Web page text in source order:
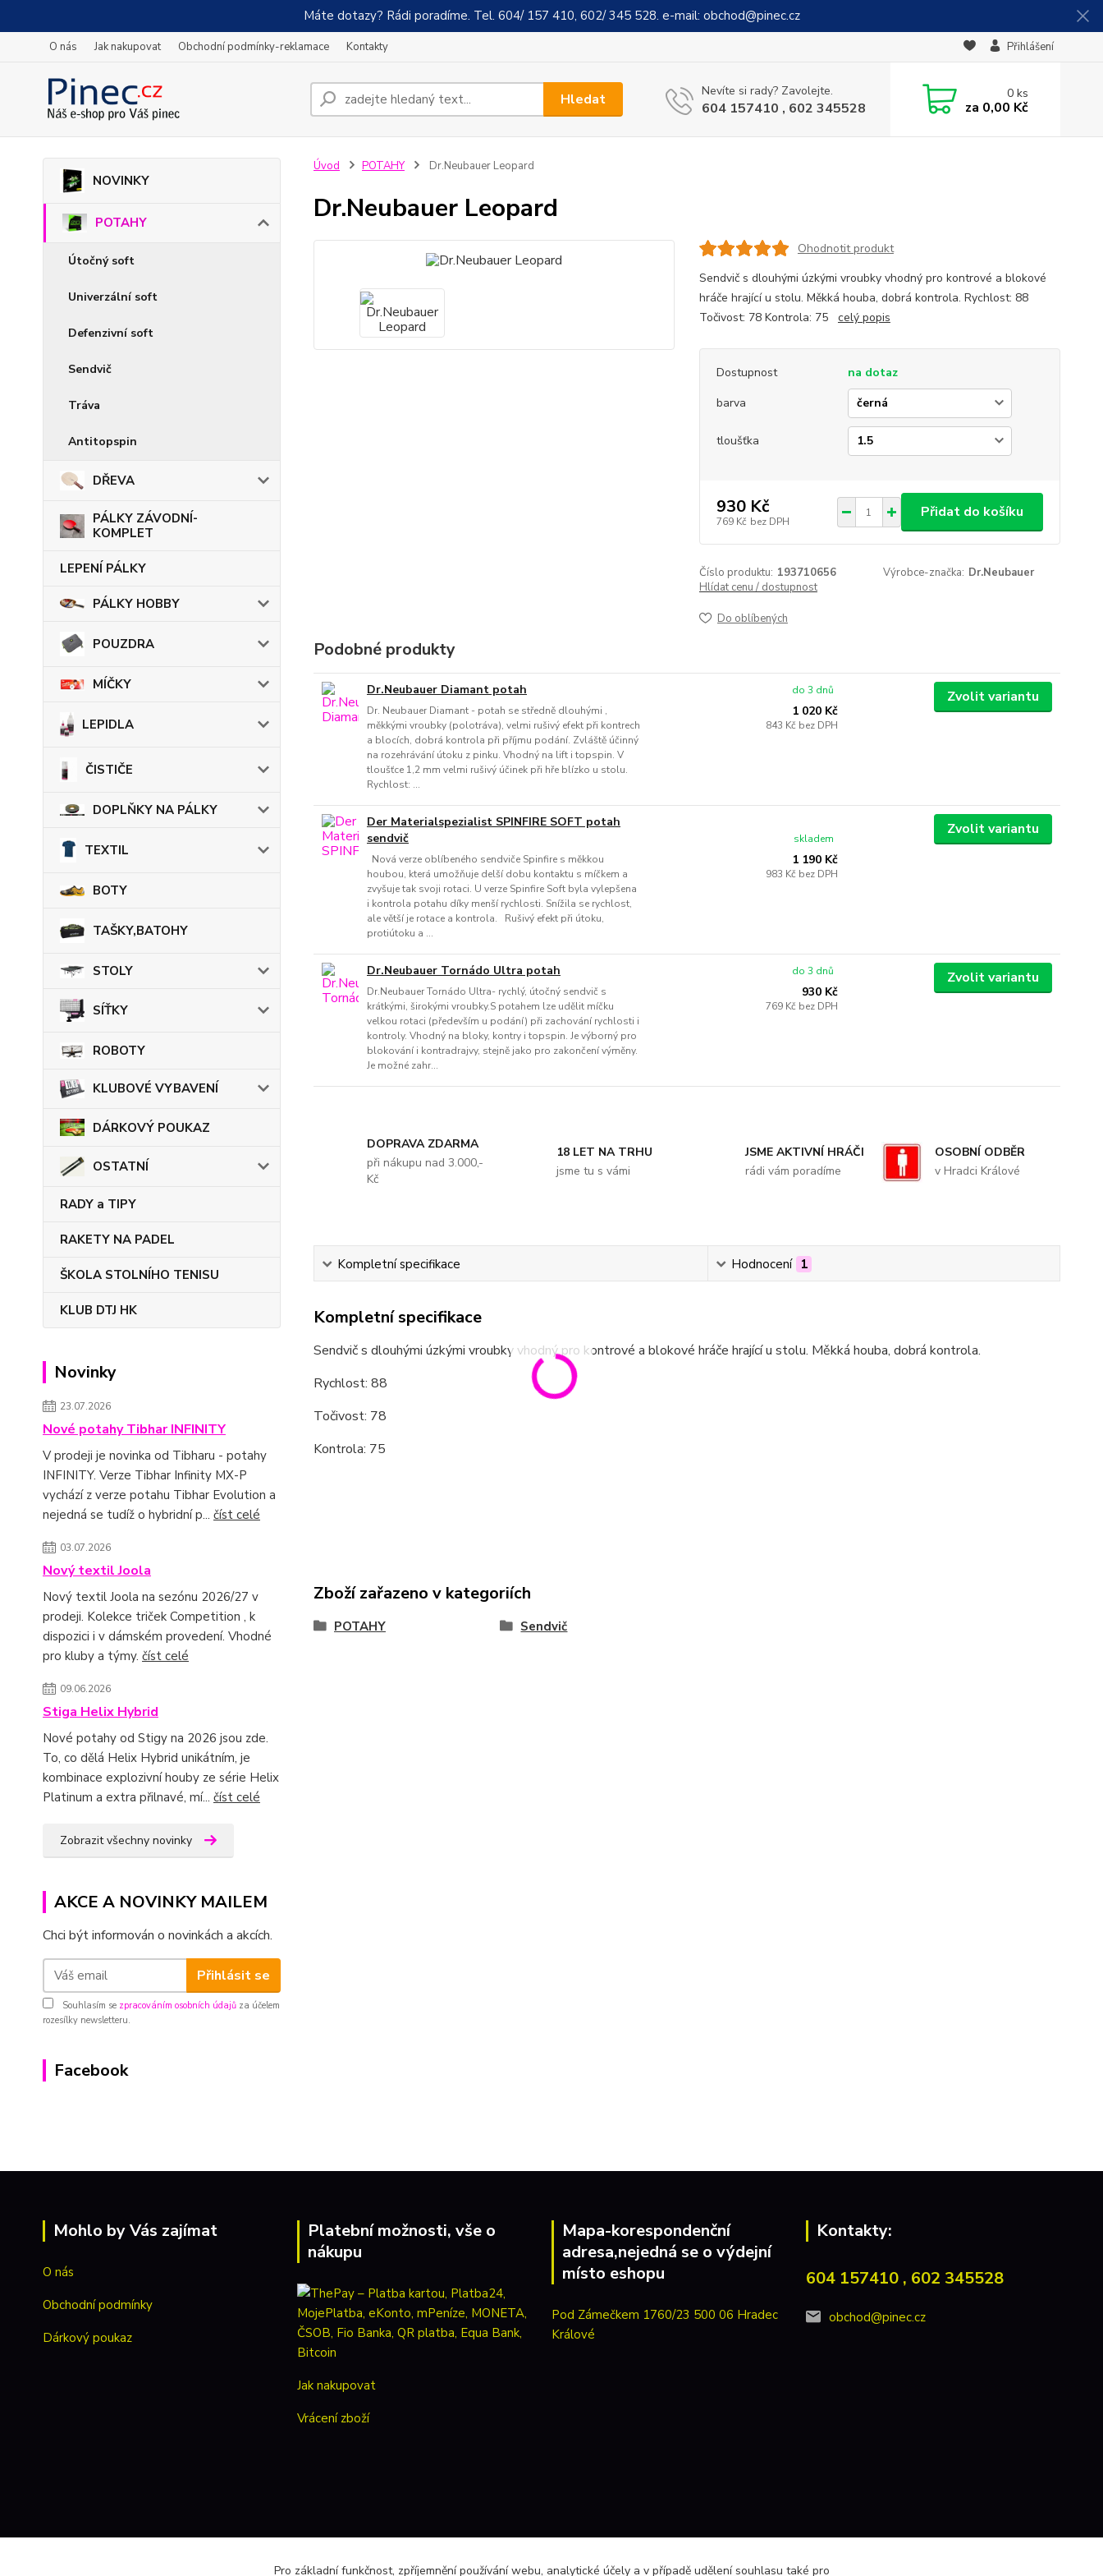
Máte dotazy? Rádi poradíme. Tel. 604/ 157 410, 602/ 345 528. e-mail: obchod@pinec.cz
O nás Jak nakupovat Obchodní podmínky-reklamace Kontakty Přihlášení
Hledat Nevíte si rady? Zavolejte.
604 157410 , 602 345528
0ks
za 0,00 Kč
NOVINKY
POTAHY
Útočný soft
Univerzální soft
Defenzivní soft
Sendvič
Tráva
Antitopspin
DŘEVA
PÁLKY ZÁVODNÍ-
KOMPLET
LEPENÍ PÁLKY
PÁLKY HOBBY
POUZDRA
MÍČKY
LEPIDLA
ČISTIČE
DOPLŇKY NA PÁLKY
TEXTIL
BOTY
TAŠKY,BATOHY
STOLY
SÍŤKY
ROBOTY
KLUBOVÉ VYBAVENÍ
DÁRKOVÝ POUKAZ
OSTATNÍ
RADY a TIPY
RAKETY NA PADEL
ŠKOLA STOLNÍHO TENISU
KLUB DTJ HK
Novinky
23.07.2026
Nové potahy Tibhar INFINITY
V prodeji je novinka od Tibharu - potahy
INFINITY. Verze Tibhar Infinity MX-P
vychází z verze potahu Tibhar Evolution a
nejedná se tudíž o hybridní p... číst celé
03.07.2026
Nový textil Joola
Nový textil Joola na sezónu 2026/27 v
prodeji. Kolekce triček Competition , k
dispozici i v dámském provedení. Vhodné
pro kluby a týmy. číst celé
09.06.2026
Stiga Helix Hybrid
Nové potahy od Stigy na 2026 jsou zde.
To, co dělá Helix Hybrid unikátním, je
kombinace explozivní houby ze série Helix
Platinum a extra přilnavé, mí... číst celé
Zobrazit všechny novinky
AKCE A NOVINKY MAILEM
Chci být informován o novinkách a akcích.
Přihlásit se
Souhlasím se zpracováním osobních údajů za účelem
rozesílky newsletteru.
Facebook
Úvod POTAHY Dr.Neubauer Leopard
Dr.Neubauer Leopard
Ohodnotit produkt
Sendvič s dlouhými úzkými vroubky vhodný pro kontrové a blokové
hráče hrající u stolu. Měkká houba, dobrá kontrola. Rychlost: 88
Točivost: 78 Kontrola: 75 celý popis
Dostupnost
na dotaz
barva
tloušťka
930 Kč
769 Kč bez DPH
Přidat do košíku
Číslo produktu: 193710656 Výrobce-značka: Dr.Neubauer
Hlídat cenu / dostupnost
Do oblíbených
Podobné produkty
Dr.Neubauer Diamant potah
Dr. Neubauer Diamant - potah se středně dlouhými ,
měkkými vroubky (polotráva), velmi rušivý efekt při kontrech
a blocích, dobrá kontrola při příjmu podání. Zvláště účinný
na rozehrávání útoku z pinku. Vhodný na lift i topspin. V
tloušťce 1,2 mm velmi rušivý účinek při hře blízko u stolu.
Rychlost: ...
1 020 Kč
843 Kč bez DPH
do 3 dnů Zvolit variantu
Der Materialspezialist SPINFIRE SOFT potah
sendvič
Nová verze oblíbeného sendviče Spinfire s měkkou
houbou, která umožňuje delší dobu kontaktu s míčkem a
zvyšuje tak svoji rotaci. U verze Spinfire Soft byla vylepšena
i kontrola potahu díky menší rychlosti. Snížila se rychlost,
ale větší je rotace a kontrola. Rušivý efekt při útoku,
protiútoku a ...
1 190 Kč
983 Kč bez DPH
skladem
Zvolit variantu
Dr.Neubauer Tornádo Ultra potah
Dr.Neubauer Tornádo Ultra- rychlý, útočný sendvič s
krátkými, širokými vroubky.S potahem lze udělit míčku
velkou rotaci (především u podání) při zachování rychlosti i
kontroly. Vhodný na bloky, kontry i topspin. Je výborný pro
blokování i kontradrajvy, stejně jako pro zakončení výměny.
Je možné zahr...
930 Kč
769 Kč bez DPH
do 3 dnů Zvolit variantu
DOPRAVA ZDARMA
při nákupu nad 3.000,-
Kč
18 LET NA TRHU
jsme tu s vámi
JSME AKTIVNÍ HRÁČI
rádi vám poradíme
OSOBNÍ ODBĚR
v Hradci Králové
Kompletní specifikace Hodnocení 1
Kompletní specifikace
Sendvič s dlouhými úzkými vroubky vhodný pro kontrové a blokové hráče hrající u stolu. Měkká houba, dobrá kontrola.
Rychlost: 88
Točivost: 78
Kontrola: 75
Zboží zařazeno v kategoriích
POTAHY Sendvič
Mohlo by Vás zajímat
O nás
Obchodní podmínky
Dárkový poukaz
Platební možnosti, vše o
nákupu
Jak nakupovat
Vrácení zboží
Mapa-korespondenční
adresa,nejedná se o výdejní
místo eshopu
Pod Zámečkem 1760/23 500 06 Hradec
Králové
Kontakty:
604 157410 , 602 345528
obchod@pinec.cz
Pro základní funkčnost, zpříjemnění používání webu, analytické účely a v případě udělení souhlasu také pro